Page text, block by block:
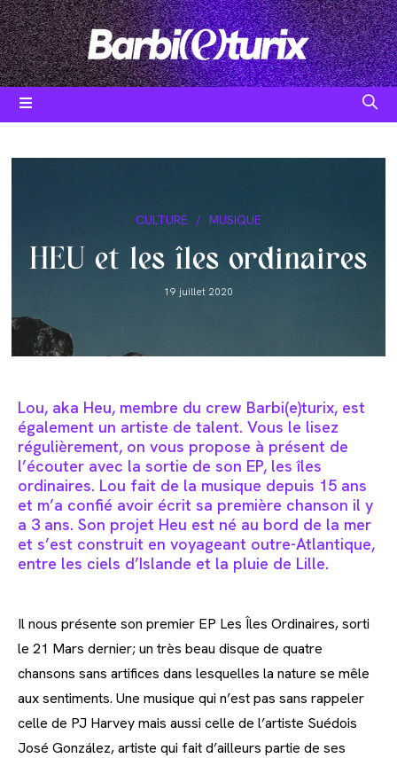
Skip
to
content
Post
CULTURE / MUSIQUE
HEU et les îles ordinaires
Post
19 juillet 2020
Lou, aka Heu, membre du crew Barbi(e)turix, est
également un artiste de talent. Vous le lisez
régulièrement, on vous propose à présent de
l’écouter avec la sortie de son EP, les îles
ordinaires. Lou fait de la musique depuis 15 ans
et m’a confié avoir écrit sa première chanson il y
a 3 ans. Son projet Heu est né au bord de la mer
et s’est construit en voyageant outre-Atlantique,
entre les ciels d’Islande et la pluie de Lille.
Il nous présente son premier EP Les Îles Ordinaires, sorti
le 21 Mars dernier; un très beau disque de quatre
chansons sans artifices dans lesquelles la nature se mêle
aux sentiments. Une musique qui n’est pas sans rappeler
celle de PJ Harvey mais aussi celle de l’artiste Suédois
José González, artiste qui fait d’ailleurs partie de ses